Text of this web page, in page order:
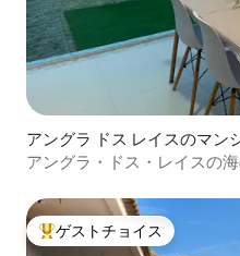
アングラ ドス レイスのマン
アングラ・ドス・レイスの
大好評のゲストチョイスです
ゲストチョイス